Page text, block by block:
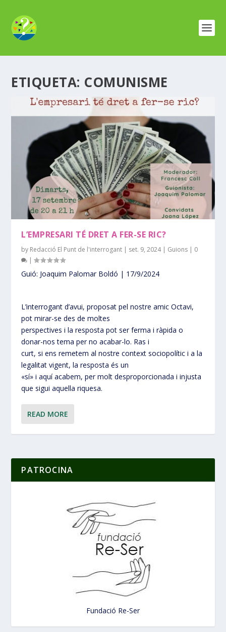
ETIQUETA: COMUNISME
L’EMPRESARI TÉ DRET A FER-SE RIC?
by Redacció El Punt de l'interrogant | set. 9, 2024| Guions | 0
|
Guió: Joaquim Palomar Boldó | 17/9/2024
L’interrogant d’avui, proposat pel nostre amic Octavi,
pot mirar-se des de moltes
perspectives i la resposta pot ser ferma i ràpida o
donar-nos tema per no acabar-lo. Ras i
curt, si ens remetem al nostre context sociopolític i a la
legalitat vigent, la resposta és un
«sí» i aquí acabem, per molt desproporcionada i injusta
que sigui aquella riquesa.
READ MORE
PATROCINA
Fundació Re-Ser